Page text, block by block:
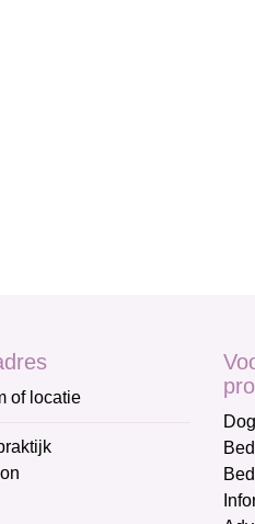
of locatie